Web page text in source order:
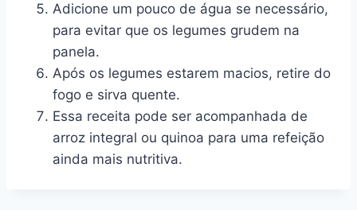
Adicione um pouco de água se necessário,
para evitar que os legumes grudem na
panela.
Após os legumes estarem macios, retire do
fogo e sirva quente.
Essa receita pode ser acompanhada de
arroz integral ou quinoa para uma refeição
ainda mais nutritiva.